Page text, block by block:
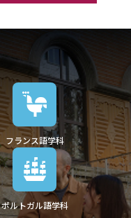
フランス語学科
ポルトガル語学科